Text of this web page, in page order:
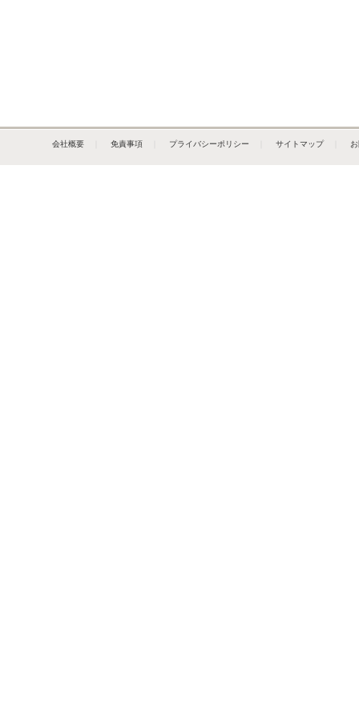
会社概要 免責事項 プライバシーポリシー サイトマップ｜